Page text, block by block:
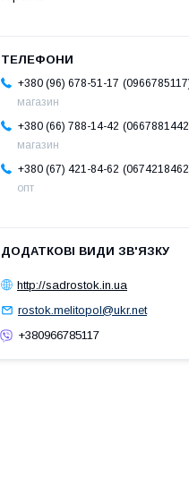
+380 (96) 678-51-17
0966785117
магазин
+380 (66) 788-14-42
0667881442
магазин
+380 (67) 421-84-62
0674218462
опт
http://sadrostok.in.ua
rostok.melitopol@ukr.net
+380966785117